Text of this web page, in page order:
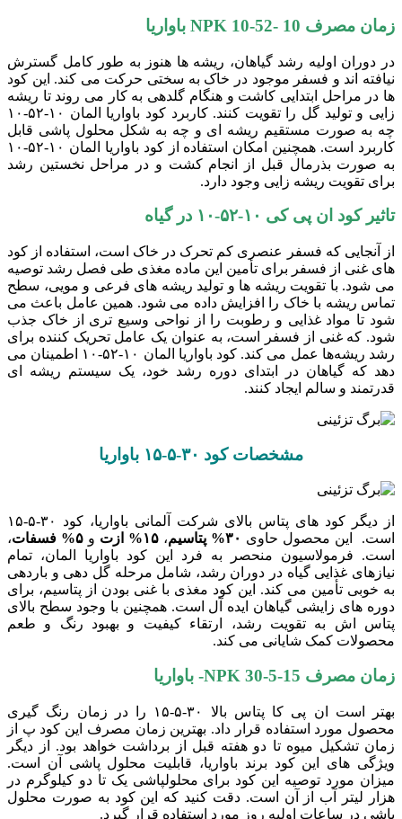
زمان مصرف باواریا
در دوران اولیه رشد گیاهان، ریشه‌ ها هنوز به طور کامل گسترش
نیافته‌ اند و فسفر موجود در خاک به سختی حرکت می‌ کند. این کود
ها در مراحل ابتدایی کاشت و هنگام گلدهی به کار می ‌روند تا ریشه
‌زایی و تولید گل را تقویت کنند. کاربرد کود باواریا المان ۱۰-۵۲-۱۰
چه به صورت مستقیم ریشه ‌ای و چه به شکل محلول ‌پاشی قابل
کاربرد است. همچنین امکان استفاده از کود باواریا المان ۱۰-۵۲-۱۰
به صورت بذرمال قبل از انجام کشت و در مراحل نخستین رشد
برای تقویت ریشه زایی وجود دارد.
تاثیر کود ان پی کی ۱۰-۵۲-۱۰ در گیاه
از آنجایی که فسفر عنصری کم تحرک در خاک است، استفاده از کود
های غنی از فسفر برای تأمین این ماده مغذی طی فصل رشد توصیه
می‌ شود. با تقویت ریشه ها و تولید ریشه ‌های فرعی و مویی، سطح
تماس ریشه با خاک را افزایش داده می شود. همین عامل باعث می
شود تا مواد غذایی و رطوبت را از نواحی وسیع ‌تری از خاک جذب
شود. که غنی از فسفر است، به عنوان یک عامل تحریک ‌کننده برای
رشد ریشه‌ها عمل می ‌کند. کود باواریا المان ۱۰-۵۲-۱۰ اطمینان می
‌دهد که گیاهان در ابتدای دوره رشد خود، یک سیستم ریشه ‌ای
قدرتمند و سالم ایجاد کنند.
مشخصات کود ۳۰-۵-۱۵ باواریا
از دیگر کود های پتاس بالای شرکت آلمانی باواریا، کود ۳۰-۵-۱۵
است. این محصول حاوی ۳۰% پتاسیم، ۱۵% ازت و ۵% فسفات،
است. فرمولاسیون منحصر به فرد این کود باواریا المان، تمام
نیازهای غذایی گیاه در دوران رشد، شامل مرحله گل‌ دهی و باردهی
به خوبی تأمین می ‌کند. این کود مغذی با غنی بودن از پتاسیم، برای
دوره ‌های زایشی گیاهان ایده‌ آل است. همچنین با وجود سطح بالای
پتاس اش به تقویت رشد، ارتقاء کیفیت و بهبود رنگ و طعم
محصولات کمک شایانی می‌ کند.
زمان مصرف باواریا
بهتر است ان پی کا پتاس بالا ۳۰-۵-۱۵ را در زمان رنگ گیری
محصول مورد استفاده قرار داد. بهترین زمان مصرف این کود پ از
زمان تشکیل میوه تا دو هفته قبل از برداشت خواهد بود. از دیگر
ویژگی های این کود برند باواریا، قابلیت محلول پاشی آن است.
میزان مورد توصیه این کود برای محلولپاشی یک تا دو کیلوگرم در
هزار لیتر آب از آن است. دقت کنید که این کود به صورت محلول
پاشی در ساعات اولیه روز مورد استفاده قرار گیرد.